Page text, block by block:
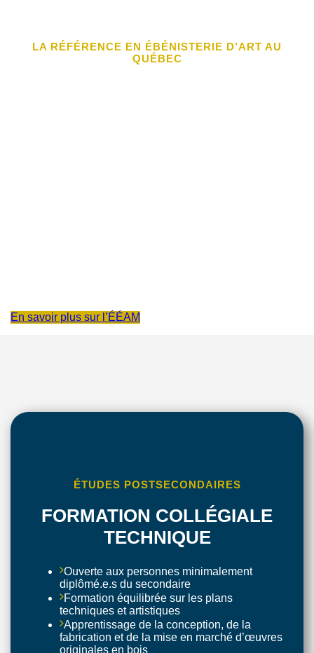
LA RÉFÉRENCE EN ÉBÉNISTERIE D’ART AU
QUÉBEC
En savoir plus sur l’ÉÉAM
ÉTUDES POSTSECONDAIRES
FORMATION COLLÉGIALE
TECHNIQUE
Ouverte aux personnes minimalement
diplômé.e.s du secondaire
Formation équilibrée sur les plans
techniques et artistiques
Apprentissage de la conception, de la
fabrication et de la mise en marché d’œuvres
originales en bois